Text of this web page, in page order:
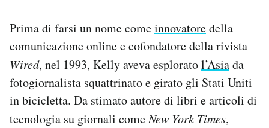
Prima di farsi un nome comeinnovatoredella
comunicazione online e cofondatore della rivista
Wired, nel 1993, Kelly aveva esploratol’Asiada
fotogiornalista squattrinato e girato gli Stati Uniti
in bicicletta. Da stimato autore di libri e articoli di
tecnologia su giornali comeNew York Times,